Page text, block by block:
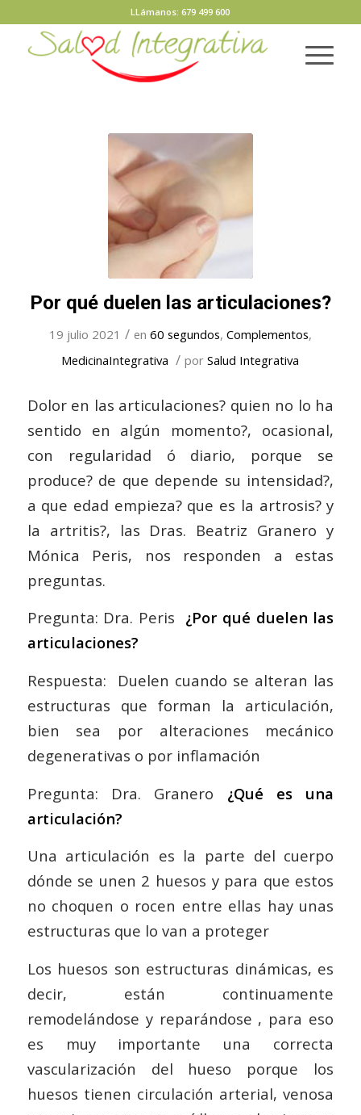
LLámanos: 679 499 600
Por qué duelen las articulaciones?
19 julio 2021 / en 60 segundos, Complementos,
MedicinaIntegrativa / porSalud Integrativa
Dolor en las articulaciones? quien no lo ha
sentido en algún momento?, ocasional,
con regularidad ó diario, porque se
produce? de que depende su intensidad?,
a que edad empieza? que es la artrosis? y
la artritis?, las Dras. Beatriz Granero y
Mónica Peris, nos responden a estas
preguntas.
Pregunta: Dra. Peris ¿Por qué duelen las
articulaciones?
Respuesta: Duelen cuando se alteran las
estructuras que forman la articulación,
bien sea por alteraciones mecánico
degenerativas o por inflamación
Pregunta: Dra. Granero ¿Qué es una
articulación?
Una articulación es la parte del cuerpo
dónde se unen 2 huesos y para que estos
no choquen o rocen entre ellas hay unas
estructuras que lo van a proteger
Los huesos son estructuras dinámicas, es
decir, están continuamente
remodelándose y reparándose , para eso
es muy importante una correcta
vascularización del hueso porque los
huesos tienen circulación arterial, venosa